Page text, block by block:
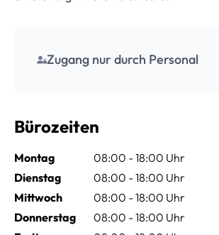
bietet Platz für die Einrichtung großer
natürlich für die Einlagerung von
Zugang nur durch Personal
Bürozeiten
Montag
08:00 - 18:00 Uhr
Dienstag
08:00 - 18:00 Uhr
Mittwoch
08:00 - 18:00 Uhr
Donnerstag
08:00 - 18:00 Uhr